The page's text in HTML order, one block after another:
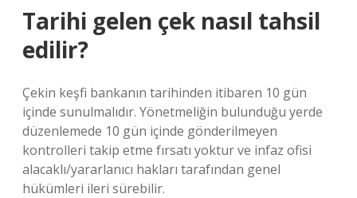
Tarihi gelen çek nasıl tahsil
edilir?
Çekin keşfi bankanın tarihinden itibaren 10 gün
içinde sunulmalıdır. Yönetmeliğin bulunduğu yerde
düzenlemede 10 gün içinde gönderilmeyen
kontrolleri takip etme fırsatı yoktur ve infaz ofisi
alacaklı/yararlanıcı hakları tarafından genel
hükümleri ileri sürebilir.